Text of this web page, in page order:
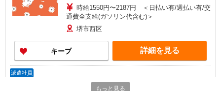
時給1550円〜2187円 ＜日払い有/週払い有/交
通費全支給(ガソリン代含む)＞
堺市西区
キープ 詳細を見る
派遣社員
株式会社kotrio /●OS-H2-2009699
もっと見る